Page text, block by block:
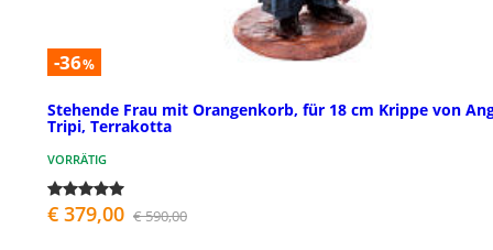
-36%
Stehende Frau mit Orangenkorb, für 18 cm Krippe von
Tripi, Terrakotta
VORRÄTIG
€ 379,00 € 590,00